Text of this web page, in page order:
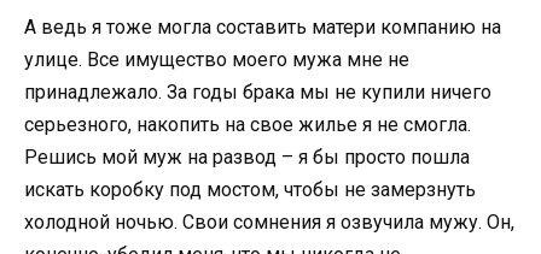
А ведь я тоже могла составить матери компанию на
улице. Все имущество моего мужа мне не
принадлежало. За годы брака мы не купили ничего
серьезного, накопить на свое жилье я не смогла.
Решись мой муж на развод – я бы просто пошла
искать коробку под мостом, чтобы не замерзнуть
холодной ночью. Свои сомнения я озвучила мужу. Он,